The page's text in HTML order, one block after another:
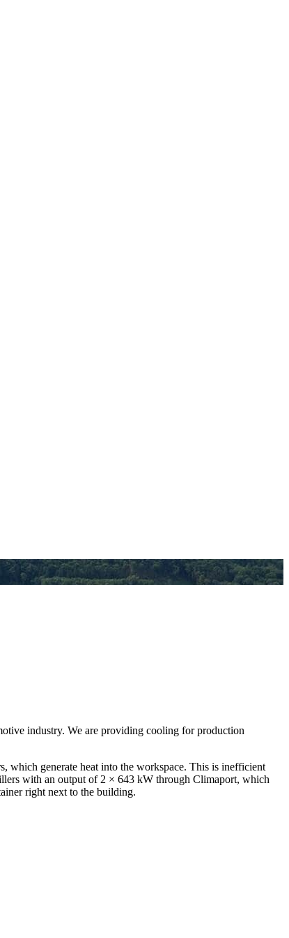
industry. We are providing cooling for production
which generate heat into the workspace. This is inefficient
with an output of 2 × 643 kW through Climaport, which
right next to the building.